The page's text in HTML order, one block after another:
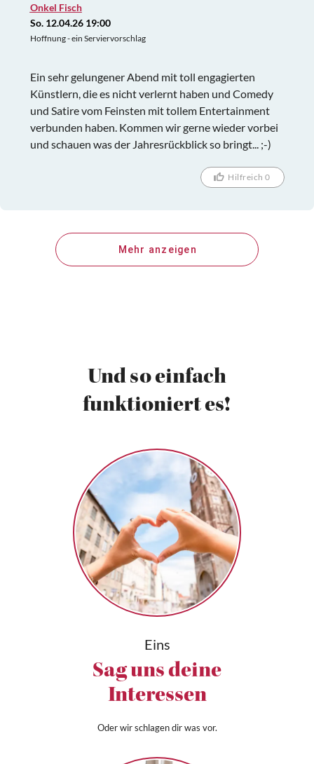
Onkel Fisch
So. 12.04.26 19:00
Hoffnung - ein Serviervorschlag
Ein sehr gelungener Abend mit toll engagierten
Künstlern, die es nicht verlernt haben und Comedy
und Satire vom Feinsten mit tollem Entertainment
verbunden haben. Kommen wir gerne wieder vorbei
und schauen was der Jahresrückblick so bringt... ;-)
Hilfreich 0
Mehr anzeigen
Und so einfach
funktioniert es!
Eins
Sag uns deine
Interessen
Oder wir schlagen dir was vor.